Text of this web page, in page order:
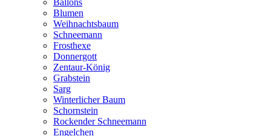
Ballons
Blumen
Weihnachtsbaum
Schneemann
Frosthexe
Donnergott
Zentaur-König
Grabstein
Sarg
Winterlicher Baum
Schornstein
Rockender Schneemann
Engelchen